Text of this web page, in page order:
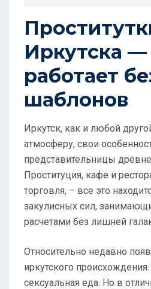
Иркутска —
работает
шаблонов
Иркутск, как и любой
атмосферу, свои
представительницы
Проституция, кафе и
торговля, – все это
закулисных сил,
расчетами без лишней
Относительно недавно
иркутского
сексуальная еда. Но в